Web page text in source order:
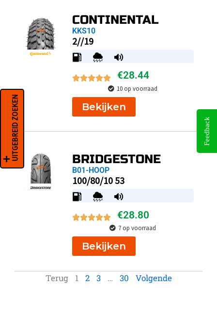
CONTINENTAL
KKS10
2//19
€28.44
10 op voorraad
Bekijken
BRIDGESTONE
B01-HOOP
100/80/10 53
€28.80
7 op voorraad
Bekijken
Terug 1 2 3 … 30 Volgende
UITGEBREID ZOEKEN Feedback